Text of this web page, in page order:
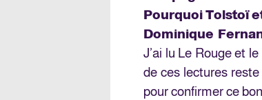
Pourquoi Tolstoï
Dominique
J’ai lu Le Rouge et
de ces lectures
pour confirmer ce